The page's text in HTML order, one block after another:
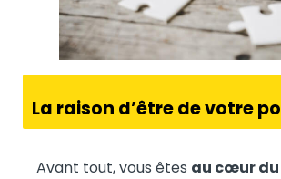
La raison d’être de votre
Avant tout, vous êtes au cœur